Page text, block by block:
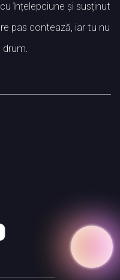
înțelepciune și susținut
pas contează, iar tu nu
drum.